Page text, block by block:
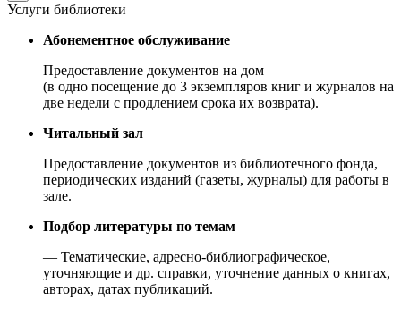
Услуги библиотеки
Абонементное обслуживание
Предоставление документов на дом
(в одно посещение до 3 экземпляров книг и журналов на
две недели с продлением срока их возврата).
Читальный зал
Предоставление документов из библиотечного фонда,
периодических изданий (газеты, журналы) для работы в
зале.
Подбор литературы по темам
— Тематические, адресно-библиографическое,
уточняющие и др. справки, уточнение данных о книгах,
авторах, датах публикаций.